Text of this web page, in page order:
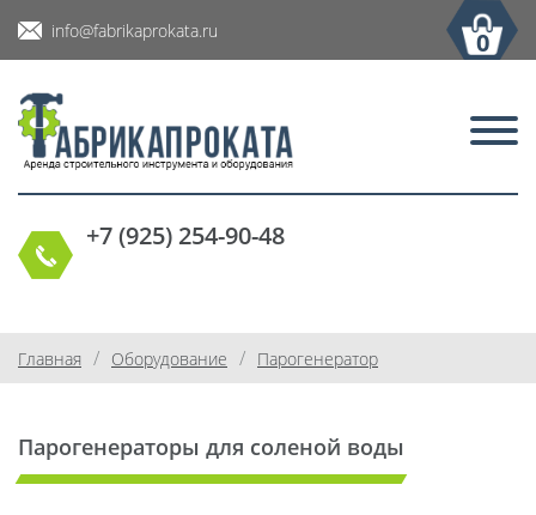
info@fabrikaprokata.ru 0
+7 (925) 254-90-48
Главная / Оборудование / Парогенератор
Парогенераторы для соленой воды